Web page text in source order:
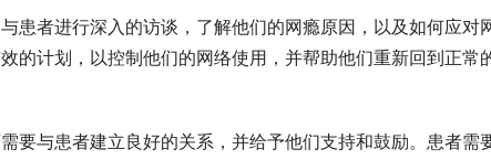
患者进行深入的访谈，了解他们的网瘾原因，以及如何应对
的计划，以控制他们的网络使用，并帮助他们重新回到正常
要与患者建立良好的关系，并给予他们支持和鼓励。患者需